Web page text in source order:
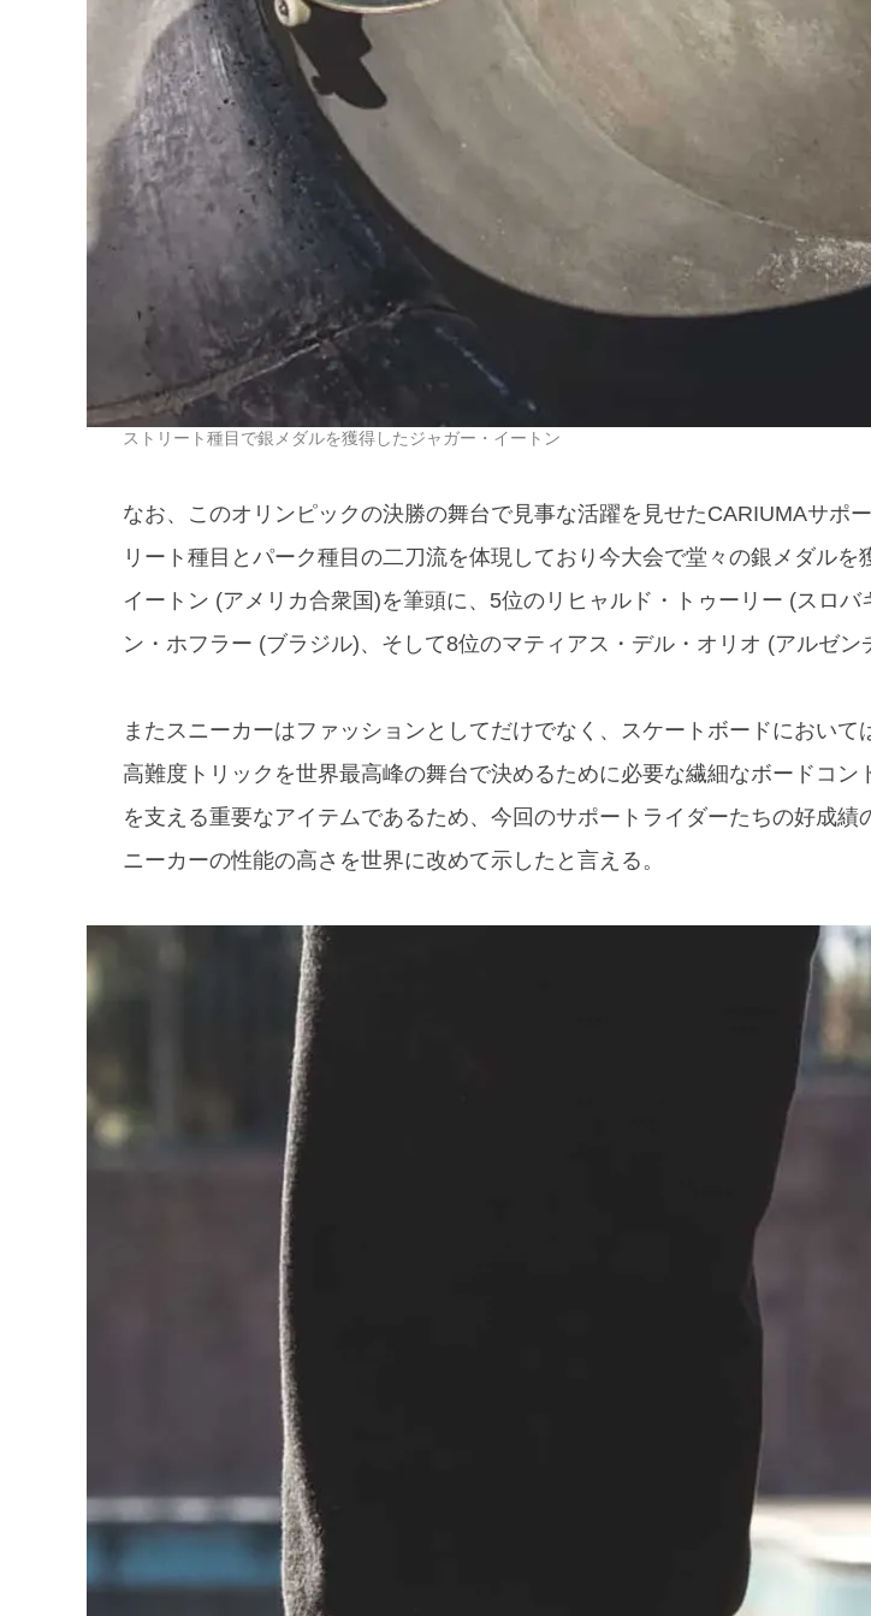
ストリート種目で銀メダルを獲得したジャガー・イートン
なお、このオリンピックの決勝の舞台で見事な活躍を見せたCARIUMAサポ
リート種目とパーク種目の二刀流を体現しており今大会で堂々の銀メダルを
イートン (アメリカ合衆国)を筆頭に、5位のリヒャルド・トゥーリー (スロバ
ン・ホフラー (ブラジル)、そして8位のマティアス・デル・オリオ (アルゼン
またスニーカーはファッションとしてだけでなく、スケートボードにおいて
高難度トリックを世界最高峰の舞台で決めるために必要な繊細なボードコン
を支える重要なアイテムであるため、今回のサポートライダーたちの好成績
ニーカーの性能の高さを世界に改めて示したと言える。